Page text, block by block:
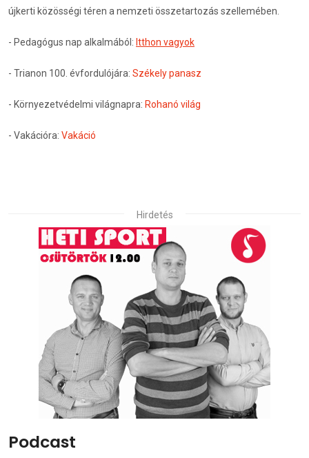
újkerti közösségi téren a nemzeti összetartozás szellemében.
- Pedagógus nap alkalmából: Itthon vagyok
- Trianon 100. évfordulójára: Székely panasz
- Környezetvédelmi világnapra: Rohanó világ
- Vakációra: Vakáció
Hirdetés
Podcast